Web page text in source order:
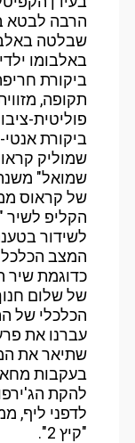
הרבה לבטא
ביקורת
תקופה,
פוליטית-
ביקורת
שמוליק
של קראוס
הקליפ לשיר
לשידור
המצב
כדוגמת שיר
הכלכלי של
שתיאר את
להקת
לדפני ליף,
"קיץ 2".